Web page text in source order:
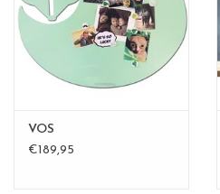
VOS
€189,95